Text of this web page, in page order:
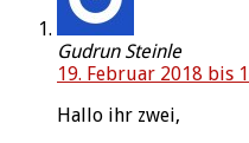
Gudrun Steinle
19. Februar 2018 bis
Hallo ihr zwei,